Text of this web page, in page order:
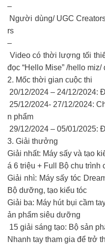
–
Người dùng/ UGC
rs
–
Video có thời lượng tối
đọc “Hello Mise” /hello
2. Mốc thời gian cuộc thi
20/12/2024 – 24/12/2024:
25/12/2024- 27/12/2024:
n phẩm
29/12/2024 – 05/01/2025:
3. Giải thưởng
Giải nhất: Máy sấy và tạo
á 6 triệu + Full Bộ chu trình
Giải nhì: Máy sấy tóc
Bộ dưỡng, tạo kiểu tóc
Giải ba: Máy hút bụi cầm
ản phẩm siêu dưỡng
15 giải sáng tạo: Bộ sản
Nhanh tay tham gia để trở